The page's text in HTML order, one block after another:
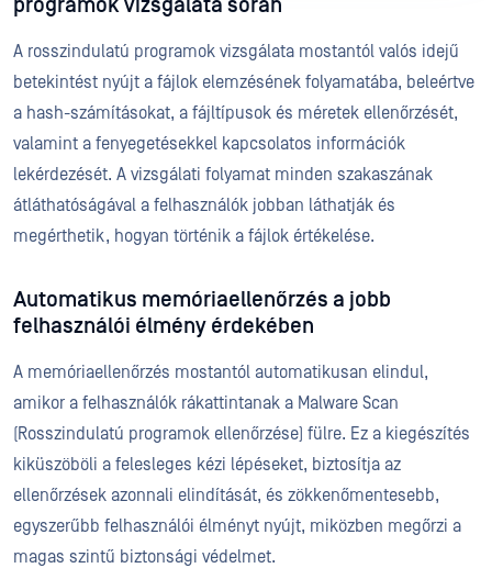
programok vizsgálata során
A rosszindulatú programok vizsgálata mostantól valós idejű
betekintést nyújt a fájlok elemzésének folyamatába, beleértve
a hash-számításokat, a fájltípusok és méretek ellenőrzését,
valamint a fenyegetésekkel kapcsolatos információk
lekérdezését. A vizsgálati folyamat minden szakaszának
átláthatóságával a felhasználók jobban láthatják és
megérthetik, hogyan történik a fájlok értékelése.
Automatikus memóriaellenőrzés a jobb
felhasználói élmény érdekében
A memóriaellenőrzés mostantól automatikusan elindul,
amikor a felhasználók rákattintanak a Malware Scan
(Rosszindulatú programok ellenőrzése) fülre. Ez a kiegészítés
kiküszöböli a felesleges kézi lépéseket, biztosítja az
ellenőrzések azonnali elindítását, és zökkenőmentesebb,
egyszerűbb felhasználói élményt nyújt, miközben megőrzi a
magas szintű biztonsági védelmet.